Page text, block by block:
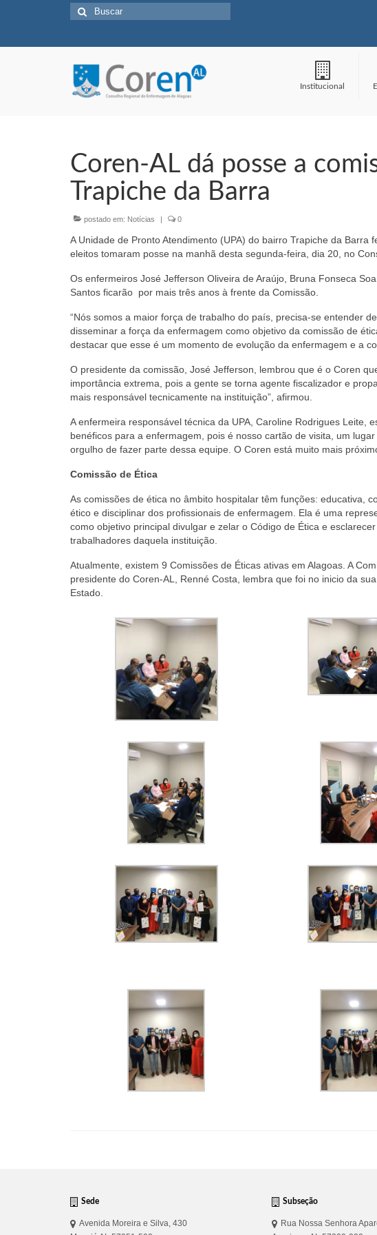
Buscar
por:
Institucional
Coren-AL dá posse a
Trapiche da Barra
postado em: Notícias | 0
A Unidade de Pronto Atendimento (UPA) do bairro Trapiche da
eleitos tomaram posse na manhã desta segunda-feira, dia 20, no
Os enfermeiros José Jefferson Oliveira de Araújo, Bruna Fonseca
Santos ficarão por mais três anos à frente da Comissão.
“Nós somos a maior força de trabalho do país, precisa-se entender
disseminar a força da enfermagem como objetivo da comissão de
destacar que esse é um momento de evolução da enfermagem e a
O presidente da comissão, José Jefferson, lembrou que é o Coren
importância extrema, pois a gente se torna agente fiscalizador e
mais responsável tecnicamente na instituição”, afirmou.
A enfermeira responsável técnica da UPA, Caroline Rodrigues Leite,
benéficos para a enfermagem, pois é nosso cartão de visita, um
orgulho de fazer parte dessa equipe. O Coren está muito mais
Comissão de Ética
As comissões de ética no âmbito hospitalar têm funções: educativa,
ético e disciplinar dos profissionais de enfermagem. Ela é uma
como objetivo principal divulgar e zelar o Código de Ética e
trabalhadores daquela instituição.
Atualmente, existem 9 Comissões de Éticas ativas em Alagoas. A
presidente do Coren-AL, Renné Costa, lembra que foi no inicio da
Estado.
Sede
Avenida Moreira e Silva, 430
Subseção
Rua Nossa Senhora